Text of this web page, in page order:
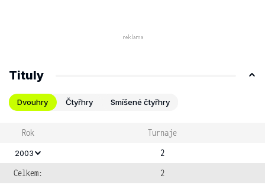
Tituly
Dvouhry Čtyřhry Smíšené čtyřhry
Rok Turnaje
2003
2
Celkem:
2